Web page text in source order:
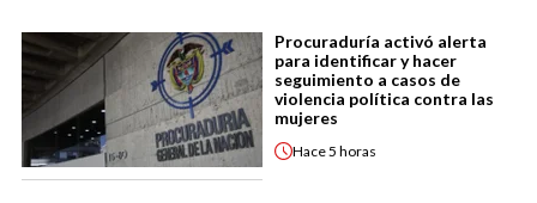
Procuraduría activó alerta
para identificar y hacer
seguimiento a casos de
violencia política contra las
mujeres
Hace5 horas